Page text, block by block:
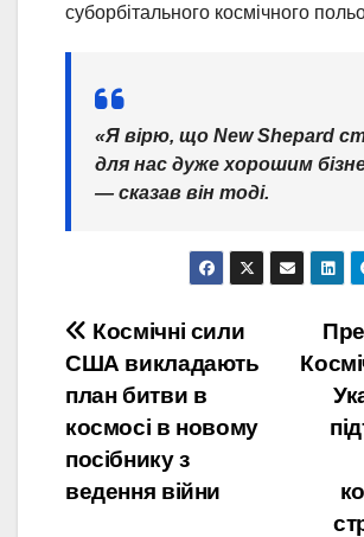
суборбітального космічного
«Я вірю, що New Shepard
для нас дуже хорошим
— сказав він тоді.
Post
navigation
Космічні сили
США викладають
план битви в
космосі в новому
посібнику з
ведення війни